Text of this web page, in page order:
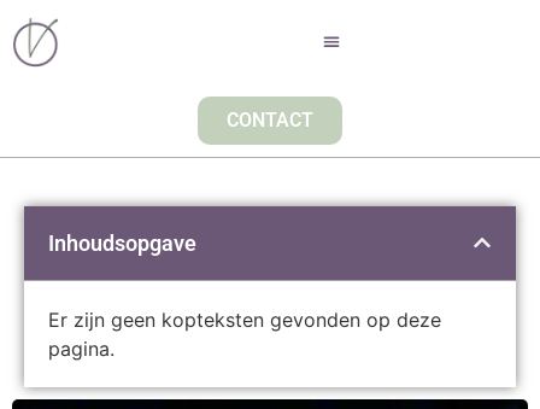
CONTACT
Inhoudsopgave
Er zijn geen kopteksten gevonden op deze
pagina.